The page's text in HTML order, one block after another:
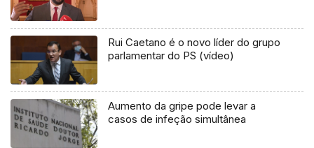
Rui Caetano é o novo líder do grupo
parlamentar do PS (vídeo)
Aumento da gripe pode levar a
casos de infeção simultânea